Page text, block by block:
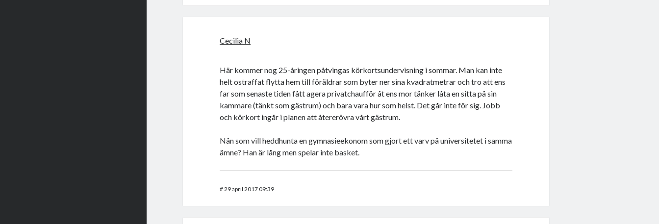
Cecilia N
Här kommer nog 25-åringen påtvingas körkortsundervisning i sommar. Man kan inte
helt ostraffat flytta hem till föräldrar som byter ner sina kvadratmetrar och tro att ens
far som senaste tiden fått agera privatchaufför åt ens mor tänker låta en sitta på sin
kammare (tänkt som gästrum) och bara vara hur som helst. Det går inte för sig. Jobb
och körkort ingår i planen att återerövra vårt gästrum.
Nån som vill heddhunta en gymnasieekonom som gjort ett varv på universitetet i samma
ämne? Han är lång men spelar inte basket.
#29 april 2017 09:39